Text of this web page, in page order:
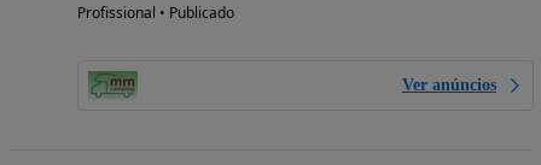
Profissional • Publicado
Ver anúncios